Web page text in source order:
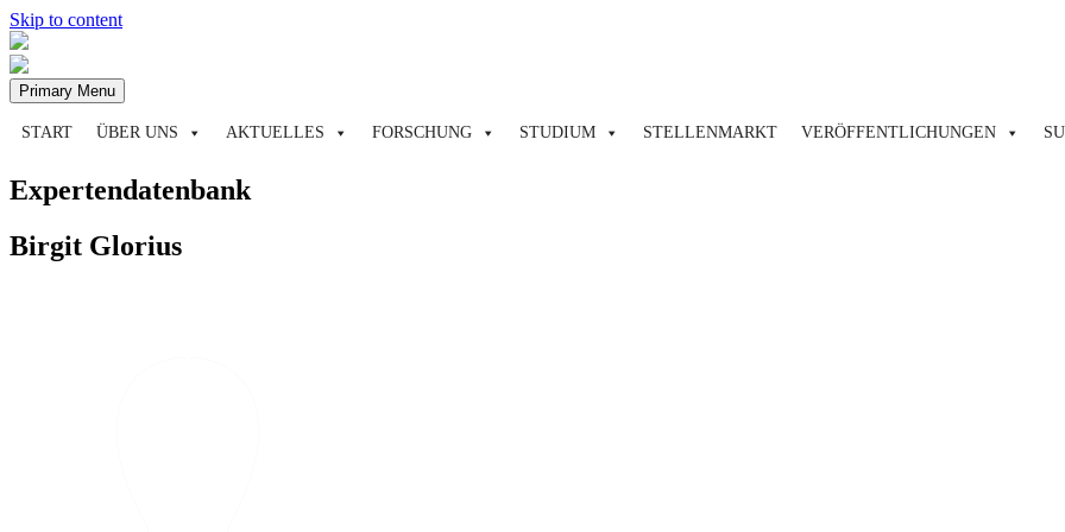
Skip to content
Primary Menu
START ÜBER UNS AKTUELLES FORSCHUNG STUDIUM STELLENMARKT VERÖFFENTLICHUNGEN
Expertendatenbank
Birgit Glorius